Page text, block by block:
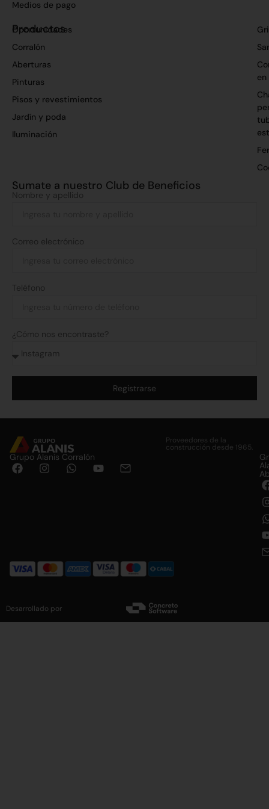
Medios de pago
Productos
Oportunidades
Corralón
Aberturas
Pinturas
Pisos y revestimientos
Jardín y poda
Iluminación
en
Sumate a nuestro Club de Beneficios
Nombre y apellido
Correo electrónico
Teléfono
¿Cómo nos encontraste?
Registrarse
Proveedores de la
construcción desde 1965.
Grupo Alanis Corralón
Desarrollado por